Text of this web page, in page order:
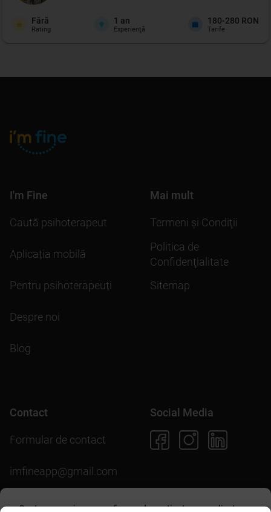
Pentru scopuri precum afișarea de conținut personalizat,
Fără
Rating
1 an
Experienţă
180-280 RON
Tarife
I'm Fine
Caută psihoterapeut
Aplicația mobilă
Pentru psihoterapeuți
Despre noi
Blog
Mai mult
Termeni şi Condiţii
Politica de
Confidenţialitate
Sitemap
Contact
Formular de contact
imfineapp@gmail.com
Social Media